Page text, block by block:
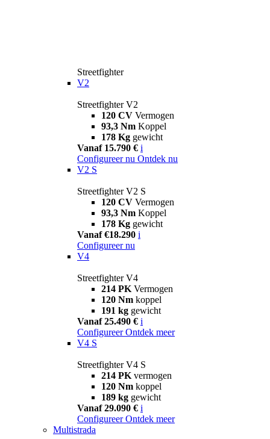
Streetfighter
V2
Streetfighter V2
120 CV Vermogen
93,3 Nm Koppel
178 Kg gewicht
Vanaf 15.790 € i
Configureer nu Ontdek nu
V2 S
Streetfighter V2 S
120 CV Vermogen
93,3 Nm Koppel
178 Kg gewicht
Vanaf €18.290 i
Configureer nu
V4
Streetfighter V4
214 PK Vermogen
120 Nm koppel
191 kg gewicht
Vanaf 25.490 € i
Configureer Ontdek meer
V4 S
Streetfighter V4 S
214 PK vermogen
120 Nm koppel
189 kg gewicht
Vanaf 29.090 € i
Configureer Ontdek meer
Multistrada